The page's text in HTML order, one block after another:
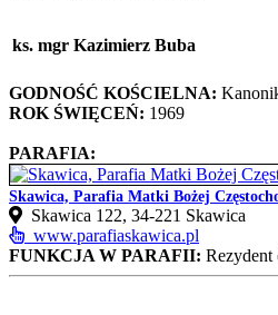
ks. mgr Kazimierz Buba
GODNOŚĆ KOŚCIELNA:
ROK ŚWIĘCEŃ: 1969
PARAFIA:
Skawica, Parafia Matki Bożej
Skawica 122, 34‑221 Skawica
www.parafiaskawica.pl
FUNKCJA W PARAFII: Rezydent